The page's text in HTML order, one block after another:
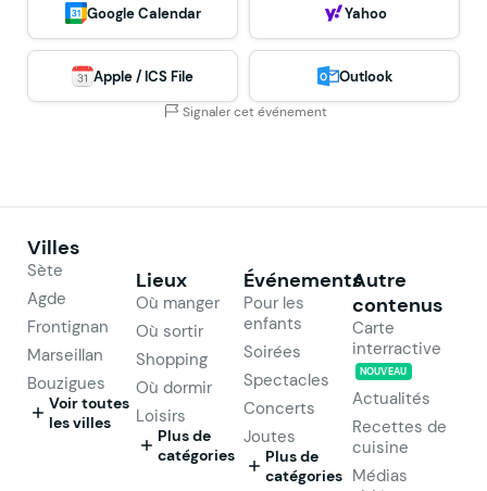
Google Calendar Yahoo
Apple / ICS File Outlook
Signaler cet événement
Villes
Sète
Agde
Frontignan
Marseillan
Bouzigues
Voir toutes
les villes
Lieux
Où manger
Où sortir
Shopping
Où dormir
Loisirs
Plus de
catégories
Événements
Pour les
enfants
Soirées
Spectacles
Concerts
Joutes
Plus de
catégories
Autre
contenus
Carte
interractive
NOUVEAU
Actualités
Recettes de
cuisine
Médias